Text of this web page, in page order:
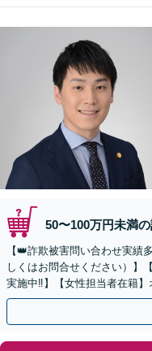
50〜100万円未満
【👑詐欺被害問い合わせ実績
しくはお問合せください）】
実施中‼】【女性担当者在籍
ット案件特化の弁護士法人で